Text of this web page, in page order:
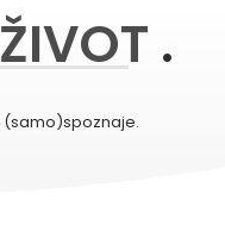
.
(samo)spoznaje.